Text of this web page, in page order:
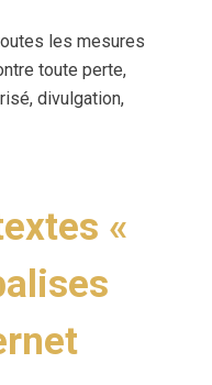
les mesures
toute perte,
divulgation,
«